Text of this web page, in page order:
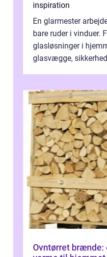
inspiration
En glarmester
bare ruder i vinduer.
glasløsninger i
glasvægge,
Ovntørret brænde: